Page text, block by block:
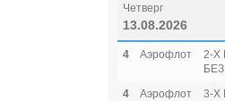
Четверг
13.08.2026
4 Аэрофлот
2-Х
4
Аэрофлот
3-Х